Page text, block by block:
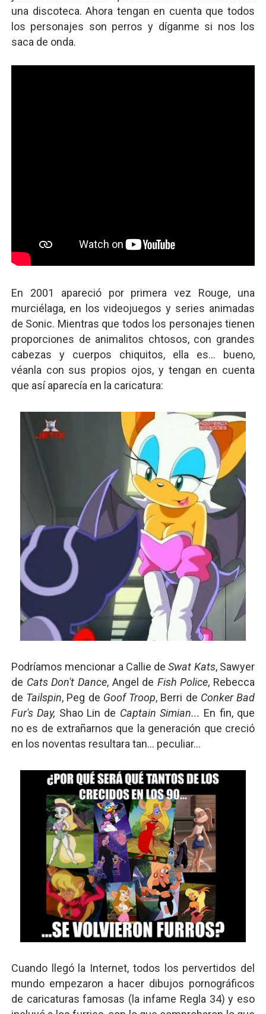
una discoteca. Ahora tengan en cuenta que todos
los personajes son perros y díganme si nos los
saca de onda.
En 2001 apareció por primera vez Rouge, una
murciélaga, en los videojuegos y series animadas
de Sonic. Mientras que todos los personajes tienen
proporciones de animalitos chtosos, con grandes
cabezas y cuerpos chiquitos, ella es... bueno,
véanla con sus propios ojos, y tengan en cuenta
que así aparecía en la caricatura:
Podríamos mencionar a Callie deSwat Kats, Sawyer
de Cats Don't Dance, Angel de Fish Police, Rebecca
de Tailspin, Peg de Goof Troop, Berri de Conker Bad
Fur's Day, Shao Lin de Captain Simian... En fin, que
no es de extrañarnos que la generación que creció
en los noventas resultara tan... peculiar...
Cuando llegó la Internet, todos los pervertidos del
mundo empezaron a hacer dibujos pornográficos
de caricaturas famosas (la infame Regla 34) y eso